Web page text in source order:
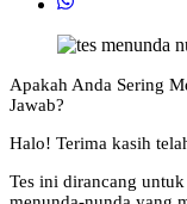
Apakah Anda Sering
Jawab?
Halo! Terima kasih
Tes ini dirancang